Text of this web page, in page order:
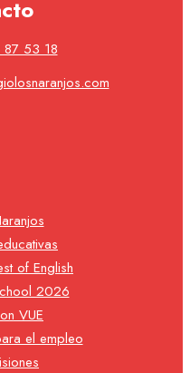
53 18
of English
2026
VUE
el empleo